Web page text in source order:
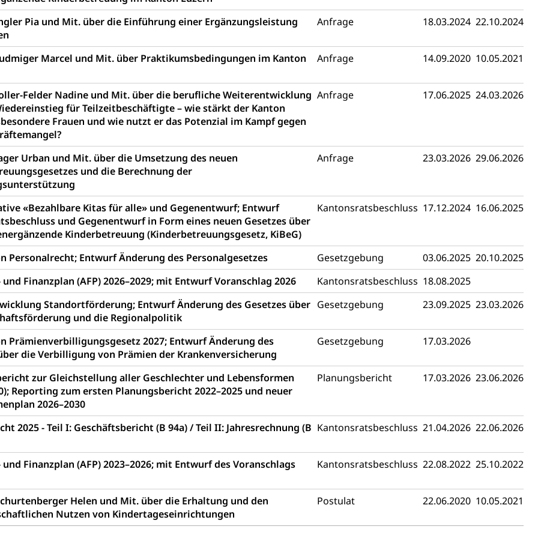
Pia und Mit. über die Einführung einer Ergänzungsleistung
Anfrage 18.03.2024 22.10.2024
Marcel und Mit. über Praktikumsbedingungen im Kanton
Anfrage 14.09.2020 10.05.2021
Felder Nadine und Mit. über die berufliche Weiterentwicklung
für Teilzeitbeschäftigte – wie stärkt der Kanton
Frauen und wie nutzt er das Potenzial im Kampf gegen
Anfrage 17.06.2025 24.03.2026
Urban und Mit. über die Umsetzung des neuen
und die Berechnung der
Anfrage 23.03.2026 29.06.2026
«Bezahlbare Kitas für alle» und Gegenentwurf; Entwurf
und Gegenentwurf in Form eines neuen Gesetzes über
Kinderbetreuung (Kinderbetreuungsgesetz, KiBeG)
Kantonsratsbeschluss 17.12.2024 16.06.2025
Personalrecht; Entwurf Änderung des Personalgesetzes Gesetzgebung 03.06.2025 20.10.2025
Finanzplan (AFP) 2026–2029; mit Entwurf Voranschlag 2026 Kantonsratsbeschluss 18.08.2025
Standortförderung; Entwurf Änderung des Gesetzes über
und die Regionalpolitik
Gesetzgebung 23.09.2025 23.03.2026
Prämienverbilligungsgesetz 2027; Entwurf Änderung des
die Verbilligung von Prämien der Krankenversicherung
Gesetzgebung 17.03.2026
zur Gleichstellung aller Geschlechter und Lebensformen
Reporting zum ersten Planungsbericht 2022–2025 und neuer
2026–2030
Planungsbericht 17.03.2026 23.06.2026
2025 - Teil I: Geschäftsbericht (B 94a) / Teil II: Jahresrechnung (B Kantonsratsbeschluss 21.04.2026 22.06.2026
Finanzplan (AFP) 2023–2026; mit Entwurf des Voranschlags
Kantonsratsbeschluss 22.08.2022 25.10.2022
Helen und Mit. über die Erhaltung und den
Nutzen von Kindertageseinrichtungen
Postulat 22.06.2020 10.05.2021
Produktsicherheit, Preisüberwachung, Preisüberwacher, Konsumentenorganisation, parallele Einfuhr, regionale
Erschöpfung, internationale Erschöpfung, Preisabsprache, Kartell, Cassis-deDijon-Prinzip
und Verbraucherschutz
Berufsunfallversicherung, Krankheit, Unfall, Prämienverbilligung, Krankenkasse
(WAS Luzern)
Prämienverbilligung (WAS Luzern)
Krankenversicherung (WAS Luzern)
Kranken- und Unfallversicherung
Lebensmittelkontrolle, Lebensmittelhygiene, Produktesicherheit
Lebensmittel
Wellness, Unfallverhütung, Suchtprävention, Alkoholprävention, Tabakprävention, Primärprävention,
Tertiärprävention
Kantonales Tabakpräventionsprogramm Gesundheitsförderung
Prävention (Polizei)
Gesundheitsversorgung
Sozialpolitik, Arbeitslosenversicherung, Mutterschaftsversicherung, Krankenversicherung, Unfallversicherung,
Sozialhilfe
Unfallversicherung (gruezi.lu.ch) Krankenversicherung (WAS Luzern)
Existenzsicherung - Sozialhilfe
(Dienststelle)
Opferhilfe
Arbeitslosenversicherung (WAS Luzern)
(WAS Luzern)
Soziale Sicherheit
Drogensucht, Medikamentenabhängigkeit, Arzneimittelabhängigkeit, Suchtkrankheit, Drogenabhängige,
Suchtmittel, Psychopharmaka
Region Luzern Drogen (Polizei) Sucht
Spital, Pflegeinitiative, Ambulant vor stationär, AVOS, Patientendossier
Witwenrente, Sozialversicherung, Vorsorgeeinrichtung, Pensionskasse, erste Säule, zweite Säule, dritte Säule,
Ergänzungsleistungen, Altersvorsorge, Todesfallversicherung
(WAS Luzern) AHV-Hinterlassenenrente (WAS Luzern)
AHV-Beiträge (WAS Luzern)
AHV/IV
Ergänzungsleistungen (EL) (WAS Luzern)
AHV-Altersrente (WAS Luzern)
Luzern)
körperliche Behinderung, geistige Behinderung, psychische Behinderung, Erwerbsunfähigkeit, Behinderte
Menschen mit Behinderungen